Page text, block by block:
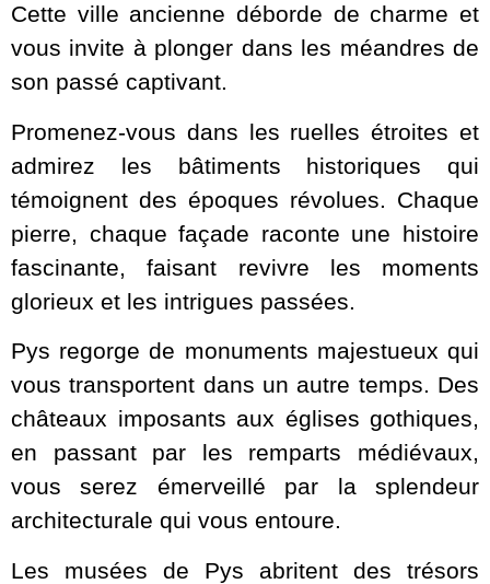
Cette ville ancienne déborde de charme et
vous invite à plonger dans les méandres de
son passé captivant.
Promenez-vous dans les ruelles étroites et
admirez les bâtiments historiques qui
témoignent des époques révolues. Chaque
pierre, chaque façade raconte une histoire
fascinante, faisant revivre les moments
glorieux et les intrigues passées.
Pys regorge de monuments majestueux qui
vous transportent dans un autre temps. Des
châteaux imposants aux églises gothiques,
en passant par les remparts médiévaux,
vous serez émerveillé par la splendeur
architecturale qui vous entoure.
Les musées de Pys abritent des trésors